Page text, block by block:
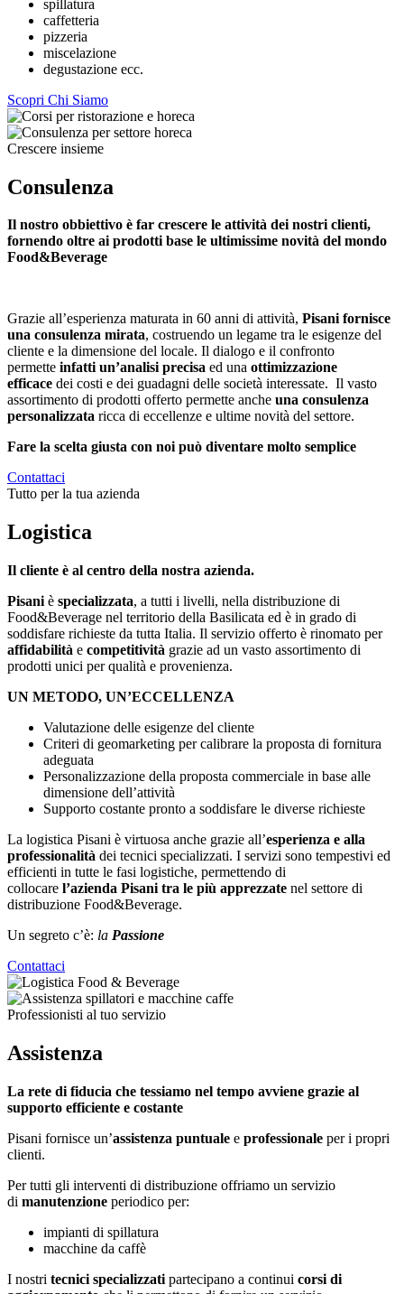
spillatura
caffetteria
pizzeria
miscelazione
degustazione ecc.
Scopri Chi Siamo
Crescere insieme
Consulenza
Il nostro obbiettivo è far crescere le attività dei nostri clienti,
fornendo oltre ai prodotti base le ultimissime novità del mondo
Food&Beverage
Grazie all’esperienza maturata in 60 anni di attività, Pisani fornisce
una consulenza mirata, costruendo un legame tra le esigenze del
cliente e la dimensione del locale. Il dialogo e il confronto
permette infatti un’analisi precisa ed una ottimizzazione
efficace dei costi e dei guadagni delle società interessate. Il vasto
assortimento di prodotti offerto permette anche una consulenza
personalizzata ricca di eccellenze e ultime novità del settore.
Fare la scelta giusta con noi può diventare molto semplice
Contattaci
Tutto per la tua azienda
Logistica
Il cliente è al centro della nostra azienda.
Pisani è specializzata, a tutti i livelli, nella distribuzione di
Food&Beverage nel territorio della Basilicata ed è in grado di
soddisfare richieste da tutta Italia. Il servizio offerto è rinomato per
affidabilità e competitività grazie ad un vasto assortimento di
prodotti unici per qualità e provenienza.
UN METODO, UN’ECCELLENZA
Valutazione delle esigenze del cliente
Criteri di geomarketing per calibrare la proposta di fornitura
adeguata
Personalizzazione della proposta commerciale in base alle
dimensione dell’attività
Supporto costante pronto a soddisfare le diverse richieste
La logistica Pisani è virtuosa anche grazie all’esperienza e alla
professionalità dei tecnici specializzati. I servizi sono tempestivi ed
efficienti in tutte le fasi logistiche, permettendo di
collocare l’azienda Pisani tra le più apprezzate nel settore di
distribuzione Food&Beverage.
Un segreto c’è: la Passione
Contattaci
Professionisti al tuo servizio
Assistenza
La rete di fiducia che tessiamo nel tempo avviene grazie al
supporto efficiente e costante
Pisani fornisce un’assistenza puntuale e professionale per i propri
clienti.
Per tutti gli interventi di distribuzione offriamo un servizio
di manutenzione periodico per:
impianti di spillatura
macchine da caffè
I nostri tecnici specializzati partecipano a continui corsi di